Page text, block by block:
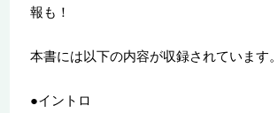
報も！
本書には以下の内容が収録されています。
●イントロ